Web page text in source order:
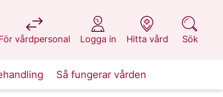
vårdpersonal
på 1177.se
Logga in
på 1177.se
Hitta vård
på 1177.se
Sök
på 1177.se
Så fungerar vården